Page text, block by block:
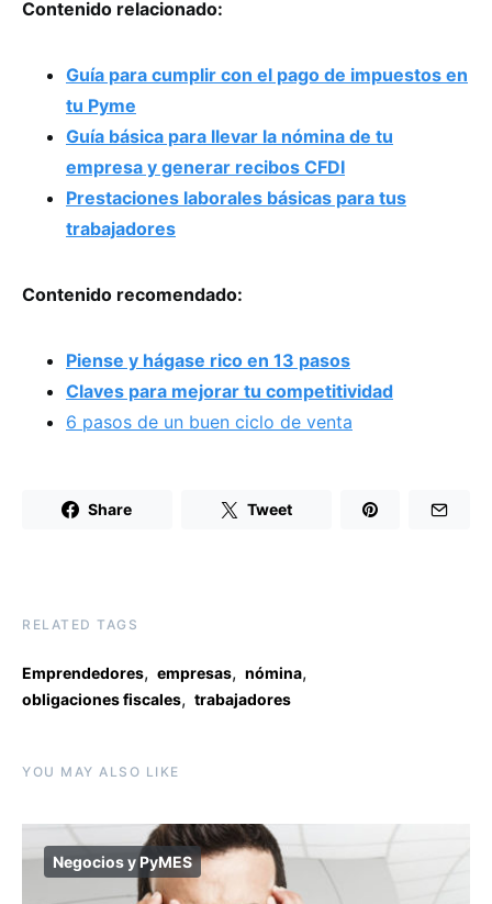
Contenido relacionado:
Guía para cumplir con el pago de impuestos en
tu Pyme
Guía básica para llevar la nómina de tu
empresa y generar recibos CFDI
Prestaciones laborales básicas para tus
trabajadores
Contenido recomendado:
Piense y hágase rico en 13 pasos
Claves para mejorar tu competitividad
6 pasos de un buen ciclo de venta
Share Tweet
RELATED TAGS
Emprendedores, empresas, nómina,
obligaciones fiscales, trabajadores
YOU MAY ALSO LIKE
Negocios y PyMES